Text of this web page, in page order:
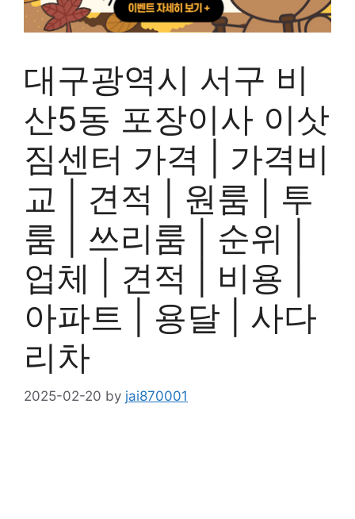
대구광역시 서구 비
산5동 포장이사 이삿
짐센터 가격 | 가격비
교 | 견적 | 원룸 | 투
룸 | 쓰리룸 | 순위 |
업체 | 견적 | 비용 |
아파트 | 용달 | 사다
리차
2025-02-20 by jai870001